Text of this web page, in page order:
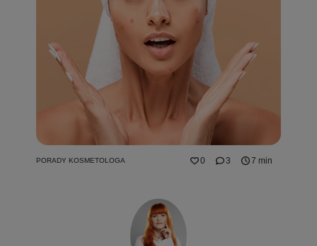
PORADY KOSMETOLOGA 0 3 7 min